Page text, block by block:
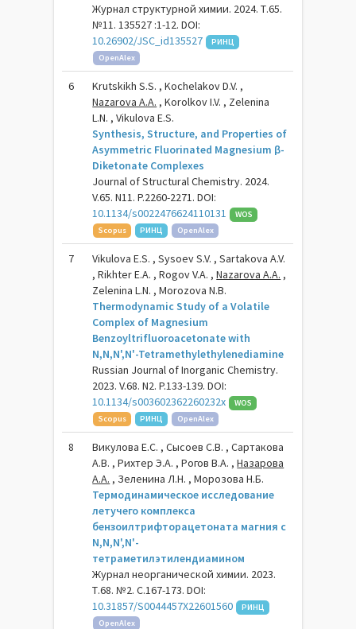
Журнал структурной химии. 2024. Т.65.
№11. 135527 :1-12. DOI:
10.26902/JSC_id135527
РИНЦ
OpenAlex
6
Krutskikh S.S. , Kochelakov D.V. ,
Nazarova A.A. , Korolkov I.V. , Zelenina
L.N. , Vikulova E.S.
Synthesis, Structure, and Properties of
Asymmetric Fluorinated Magnesium β-
Diketonate Complexes
Journal of Structural Chemistry. 2024.
V.65. N11. P.2260-2271. DOI:
10.1134/s0022476624110131
WOS
Scopus
РИНЦ OpenAlex
7
Vikulova E.S. , Sysoev S.V. , Sartakova A.V.
, Rikhter E.A. , Rogov V.A. ,Nazarova A.A. ,
Zelenina L.N. , Morozova N.B.
Thermodynamic Study of a Volatile
Complex of Magnesium
Benzoyltrifluoroacetonate with
N,N,N',N'-Tetramethylethylenediamine
Russian Journal of Inorganic Chemistry.
2023. V.68. N2. P.133-139. DOI:
10.1134/s003602362260232x
WOS
Scopus
РИНЦ OpenAlex
8
Викулова Е.С. , Сысоев С.В. , Сартакова
А.В. , Рихтер Э.А. , Рогов В.А. ,Назарова
А.А. , Зеленина Л.Н. , Морозова Н.Б.
Термодинамическое исследование
летучего комплекса
бензоилтрифторацетоната магния с
N,N,N',N'-
тетраметилэтилендиамином
Журнал неорганической химии. 2023.
Т.68. №2. С.167-173. DOI:
10.31857/S0044457X22601560
РИНЦ
OpenAlex